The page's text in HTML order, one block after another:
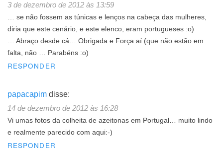
3 de dezembro de 2012 às 13:59
… se não fossem as túnicas e lenços na cabeça das mulheres,
diria que este cenário, e este elenco, eram portugueses :o)
… Abraço desde cá… Obrigada e Força aí (que não estão em
falta, não … Parabéns :o)
RESPONDER
papacapim disse:
14 de dezembro de 2012 às 16:28
Vi umas fotos da colheita de azeitonas em Portugal… muito lindo
e realmente parecido com aqui:-)
RESPONDER